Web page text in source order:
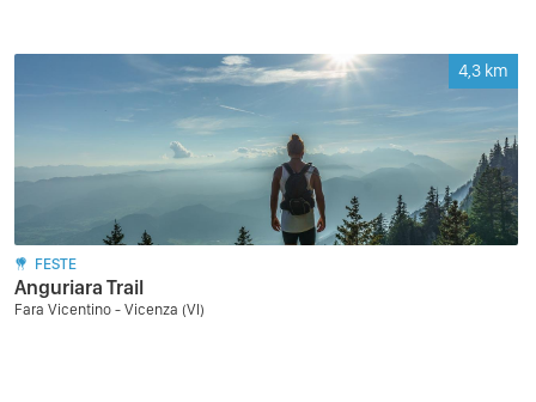
4,3 km
FESTE
Anguriara Trail
Fara Vicentino - Vicenza (VI)